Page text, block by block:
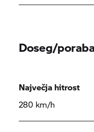
Doseg/
Največja hitrost
280 km/h